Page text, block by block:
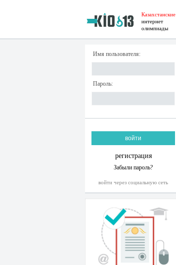
Казахстанские
интернет
олимпиады
Имя пользователя:
Пароль:
регистрация
Забыли пароль?
войти через социальную сеть